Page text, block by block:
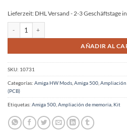
Lieferzeit: DHL Versand - 2-3 Geschäftstage
AÑADIR AL
Alternative:
SKU: 10731
Categorías: Amiga HW Mods Amiga 500 Ampliación
(PCB)
Etiquetas: Amiga 500 Ampliación de memoria Kit